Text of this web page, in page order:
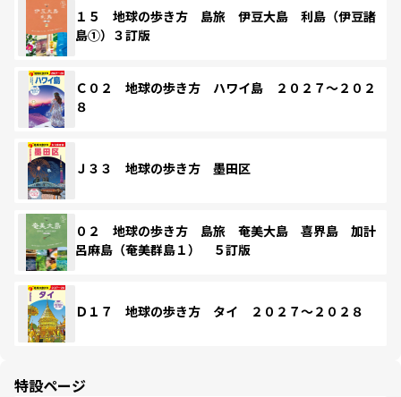
１５ 地球の歩き方 島旅 伊豆大島 利島（伊豆諸
島①）３訂版
Ｃ０２ 地球の歩き方 ハワイ島 ２０２７～２０２
８
Ｊ３３ 地球の歩き方 墨田区
０２ 地球の歩き方 島旅 奄美大島 喜界島 加計
呂麻島（奄美群島１） ５訂版
Ｄ１７ 地球の歩き方 タイ ２０２７～２０２８
特設ページ